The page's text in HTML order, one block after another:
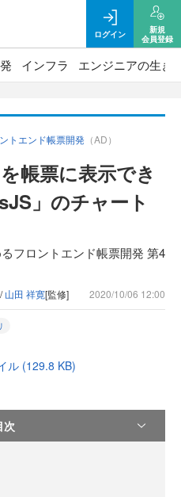
ログイン
新規
会員登録
インフラ エンジニアの生き
トエンド帳票開発 （AD）
帳票に表示でき
」のチャート
フロントエンド帳票開発 第4
山田 祥寛[監修] 2020/10/06 12:00
ル (129.8 KB)
次